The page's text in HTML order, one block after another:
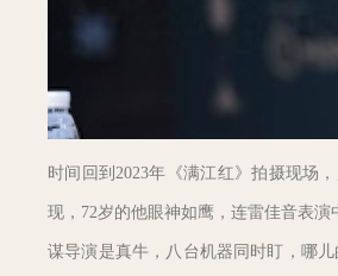
时间回到2023年《满江红》拍摄现场
现，72岁的他眼神如鹰，连雷佳音表
谋导演是真牛，八台机器同时盯，哪